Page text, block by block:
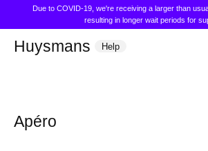
Due to COVID-19, we're receiving a larger than
resulting in longer wait periods for
Huysmans Help
Apéro